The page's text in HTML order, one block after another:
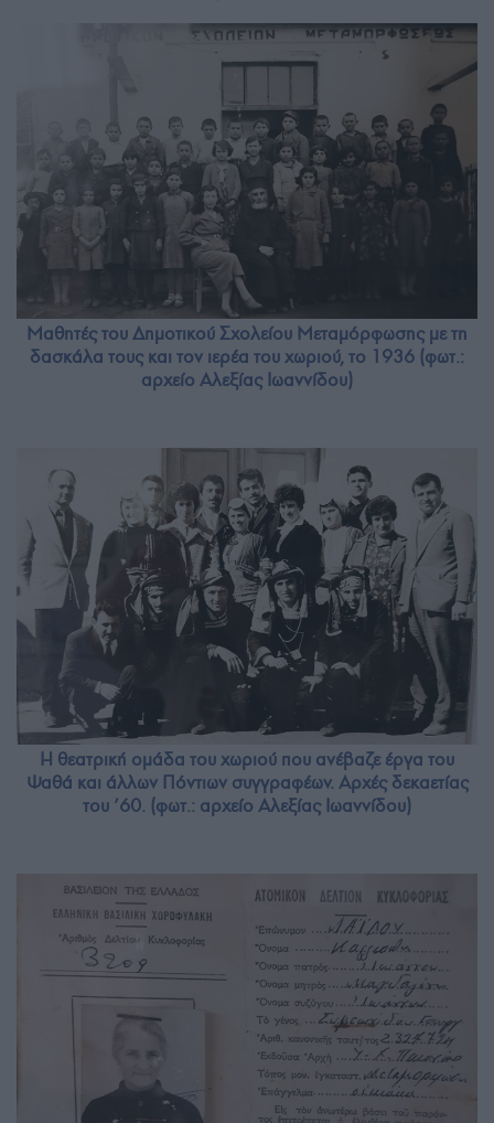
Μαθητές του Δημοτικού Σχολείου Μεταμόρφωσης με τη
δασκάλα τους και τον ιερέα του χωριού, το 1936 (φωτ.:
αρχείο Αλεξίας Ιωαννίδου)
Η θεατρική ομάδα του χωριού που ανέβαζε έργα του
Ψαθά και άλλων Πόντιων συγγραφέων. Αρχές δεκαετίας
του ’60. (φωτ.: αρχείο Αλεξίας Ιωαννίδου)